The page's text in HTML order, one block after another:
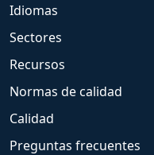
Idiomas
Sectores
Recursos
Normas de calidad
Calidad
Preguntas frecuentes